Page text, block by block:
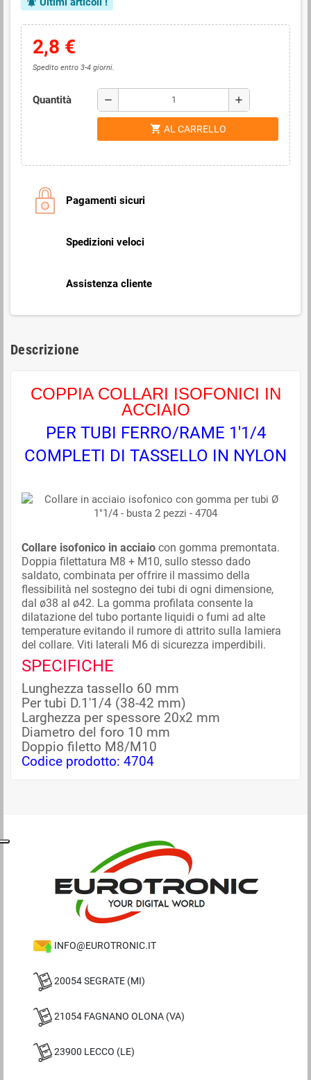
notifications_active
2,8 €
Spedito entro 3-4 giorni.
Quantità remove add
shopping_cart AL CARRELLO
Pagamenti sicuri
Spedizioni veloci
Assistenza cliente
Descrizione
COPPIA COLLARI ISOFONICI IN
ACCIAIO
PER TUBI FERRO/RAME 1'1/4
COMPLETI DI TASSELLO IN NYLON
Collare isofonico in acciaio con gomma premontata.
Doppia filettatura M8 + M10, sullo stesso dado
saldato, combinata per offrire il massimo della
flessibilità nel sostegno dei tubi di ogni dimensione,
dal ø38 al ø42. La gomma profilata consente la
dilatazione del tubo portante liquidi o fumi ad alte
temperature evitando il rumore di attrito sulla lamiera
del collare. Viti laterali M6 di sicurezza imperdibili.
SPECIFICHE
Lunghezza tassello 60 mm
Per tubi D.1'1/4 (38-42 mm)
Larghezza per spessore 20x2 mm
Diametro del foro 10 mm
Doppio filetto M8/M10
Codice prodotto: 4704
INFO@EUROTRONIC.IT
20054 SEGRATE (MI)
21054 FAGNANO OLONA (VA)
23900 LECCO (LE)